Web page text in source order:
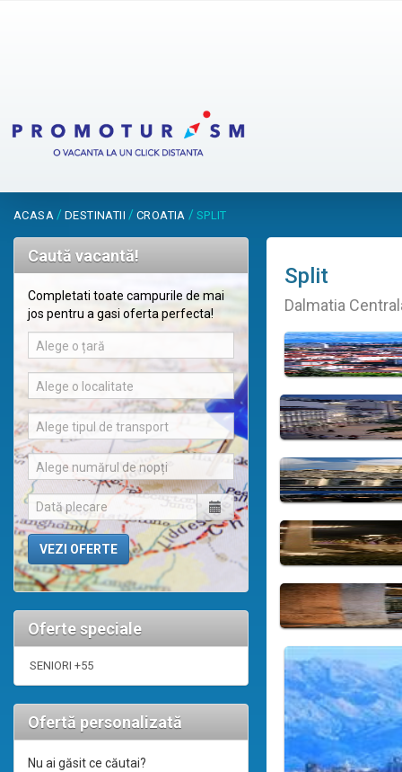
ACASA / DESTINATII / CROATIA / SPLIT
Caută vacantă!
Completati toate campurile de mai
jos pentru a gasi oferta perfecta!
Alege o țară
Alege o localitate
Alege tipul de transport
Alege numărul de nopți
Oferte speciale
SENIORI +55
Ofertă personalizată
Nu ai găsit ce căutai?
Split
Dalmatia